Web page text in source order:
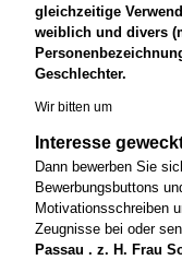
gleichzeitige
weiblich und divers
Geschlechter.
Wir bitten um
Interesse
Dann bewerben Sie
Bewerbungsbuttons
Motivationsschreiben
Zeugnisse bei oder
Passau . z. H. Frau